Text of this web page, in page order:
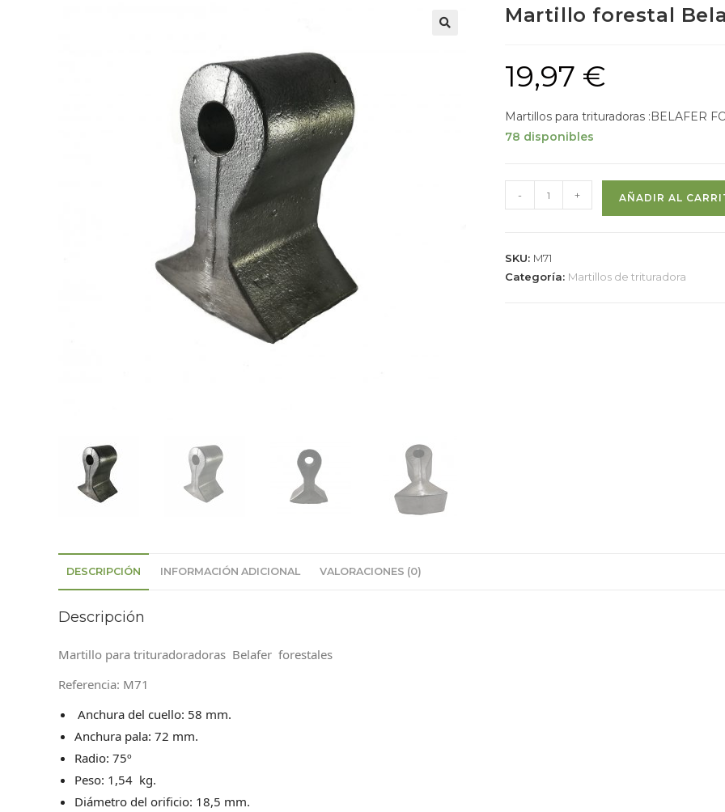
Martillo forestal
19,97 €
Martillos para trituradoras :BELAFER
78 disponibles
- + AÑADIR AL
SKU: M71
Categoría: Martillos de trituradora
DESCRIPCIÓN INFORMACIÓN ADICIONAL VALORACIONES (0)
Descripción
Martillo para trituradoradoras Belafer forestales
Referencia: M71
Anchura del cuello: 58 mm.
Anchura pala: 72 mm.
Radio: 75º
Peso: 1,54 kg.
Diámetro del orificio: 18,5 mm.